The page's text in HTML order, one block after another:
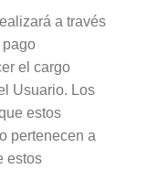
a través
pago
el cargo
Usuario. Los
estos
pertenecen a
estos